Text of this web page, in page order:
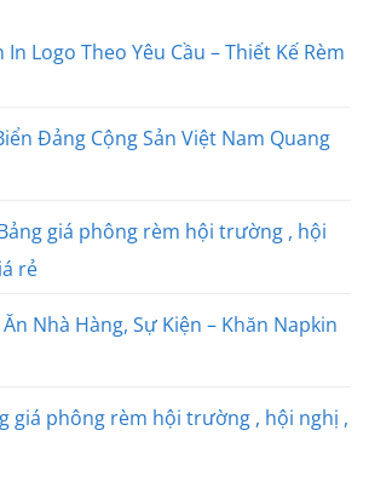
In Logo Theo Yêu Cầu – Thiết Kế Rèm
Đảng Cộng Sản Việt Nam Quang
giá phông rèm hội trường , hội
rẻ
Nhà Hàng, Sự Kiện – Khăn Napkin
giá phông rèm hội trường , hội nghị ,